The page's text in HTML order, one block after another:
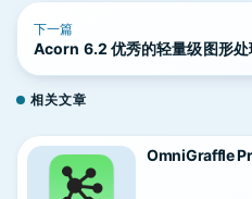
下一篇
Acorn 6.2 优秀的轻量级图形处
相关文章
OmniGraffle